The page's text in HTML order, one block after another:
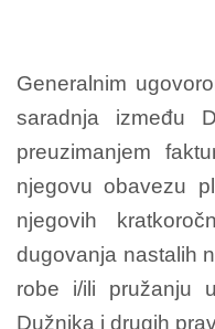
Generalnim
saradnja između
preuzimanjem
njegovu obavezu
njegovih
dugovanja nastalih
robe i/ili pružanju
Dužnika i drugih